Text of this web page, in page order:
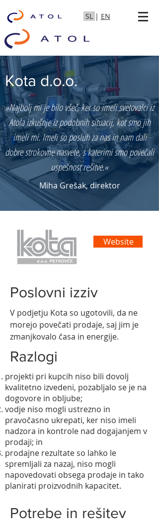
SL | EN
Kota d.o.o.
»Najbolj mi je bilo všeč, ker so imeli svetovalci iz
Atola izkušnje iz podobnih situacij, kot smo jih
imeli mi. Imeli so posluh za nas in nam dali
dobre strokovne nasvete, s katerimi smo povečali
uspešnost rešitve.«
Miha Grešak, direktor
Potrebe in rešitev
Website
Poslovni izziv
V podjetju Kota so ugotovili, da ne
morejo povečati prodaje, saj jim je
zmanjkovalo časa in energije.
Razlogi
projekti pri kupcih niso bili dovolj
kvalitetno izvedeni, pozabljalo se je na
dogovore in obljube;
vodje niso mogli ustrezno in
pravočasno ukrepati, ker niso imeli
nadzora in kontrole nad dogajanjem v
prodaji; in
prodajne rezultate so lahko le
spremljali za nazaj, niso mogli
napovedovati obsega prodaje in tako
planirati proizvodnih kapacitet.